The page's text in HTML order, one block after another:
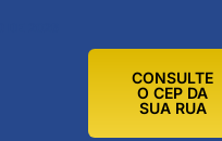
CONSULTE
O CEP DA
SUA RUA